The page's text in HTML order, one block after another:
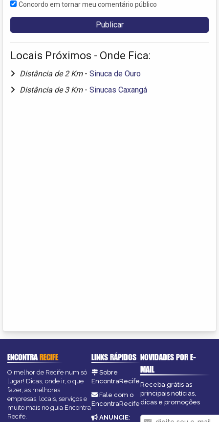
Concordo em tornar meu comentário público
Locais Próximos - Onde Fica:
Distância de 2 Km - Sinuca de Ouro
Distância de 3 Km - Sinucas Caxangá
ENCONTRARECIFE
O melhor de Recife num só
lugar! Dicas, onde ir, o que
fazer, as melhores
empresas, locais, serviços e
muito mais no guia Encontra
Recife.
LINKS RÁPIDOS
Sobre
EncontraRecife
Fale com o
EncontraRecife
ANUNCIE:
NOVIDADES POR E-
MAIL
Receba grátis as
principais notícias,
dicas e promoções